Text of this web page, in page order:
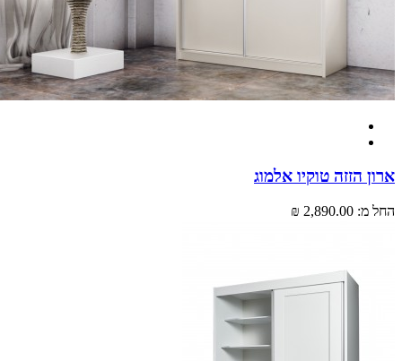
הזזה טוקיו אלמוג
מ: 2,890.00 ₪